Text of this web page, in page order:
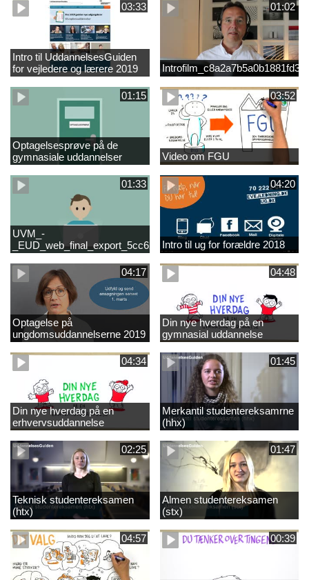
03:33
Intro til UddannelsesGuiden
for vejledere og lærere 2019
01:02
01:15
Optagelsesprøve på de
gymnasiale uddannelser
03:52
Video om FGU
01:33
UVM_-
04:20
Intro til ug for forældre 2018
04:17
Optagelse på
ungdomsuddannelserne 2019
04:48
Din nye hverdag på en
gymnasial uddannelse
04:34
Din nye hverdag på en
erhvervsuddannelse
01:45
Merkantil studentereksamrne
(hhx)
02:25
Teknisk studentereksamen
(htx)
01:47
Almen studentereksamen
(stx)
04:57 00:39